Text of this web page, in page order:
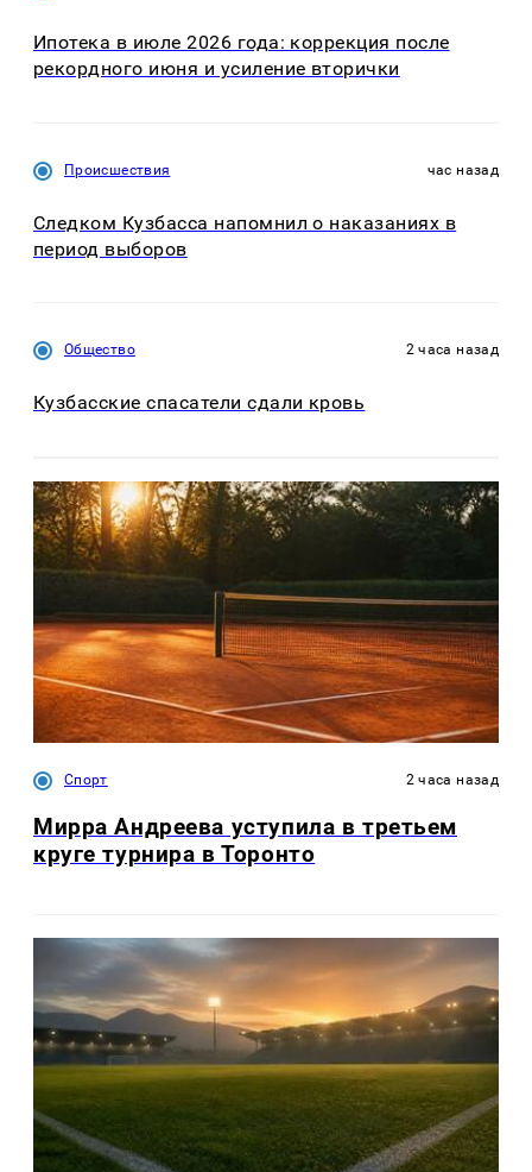
Ипотека в июле 2026 года: коррекция после
рекордного июня и усиление вторички
Происшествия час назад
Следком Кузбасса напомнил о наказаниях в
период выборов
Общество 2 часа назад
Кузбасские спасатели сдали кровь
Спорт 2 часа назад
Мирра Андреева уступила в третьем
круге турнира в Торонто